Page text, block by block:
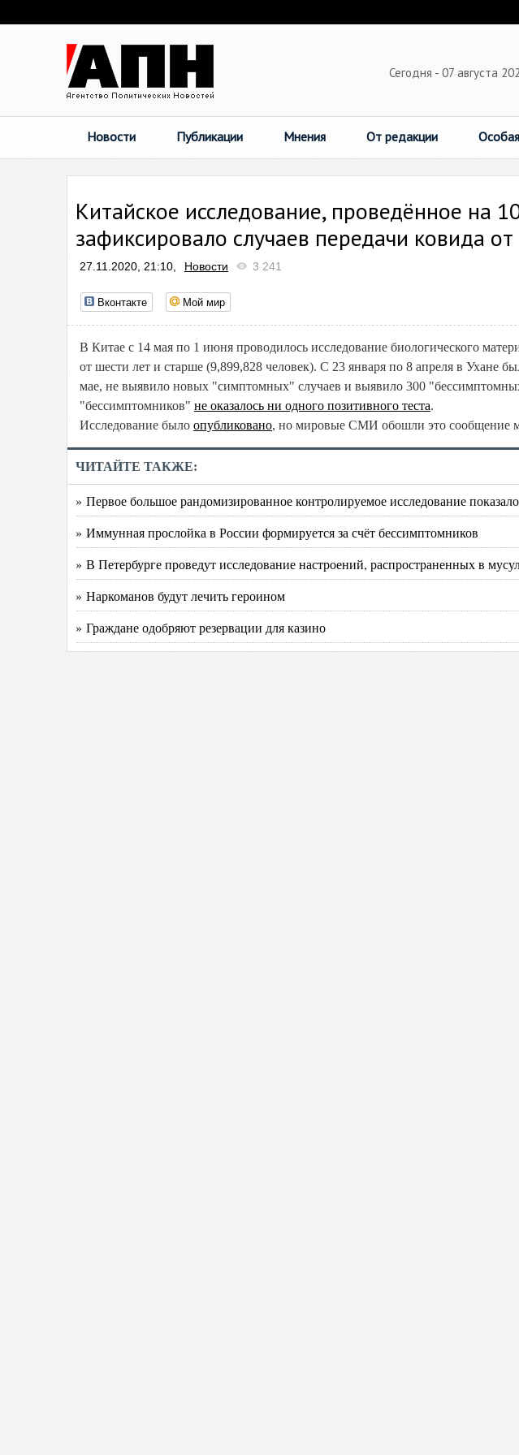
Сегодня - 07 августа
Новости Публикации Мнения От редакции
Китайское исследование, проведённое на
зафиксировало случаев передачи ковида
27.11.2020, 21:10, Новости 3 241
Вконтакте Мой мир
В Китае с 14 мая по 1 июня проводилось исследование биологического
от шести лет и старше (9,899,828 человек). С 23 января по 8 апреля в Ухане
мае, не выявило новых "симптомных" случаев и выявило 300
"бессимптомников" не оказалось ни одного позитивного теста.
Исследование было опубликовано, но мировые СМИ обошли это сообщение
ЧИТАЙТЕ ТАКЖЕ:
» Первое большое рандомизированное контролируемое исследование
» Иммунная прослойка в России формируется за счёт бессимптомников
» В Петербурге проведут исследование настроений, распространенных в
» Наркоманов будут лечить героином
» Граждане одобряют резервации для казино